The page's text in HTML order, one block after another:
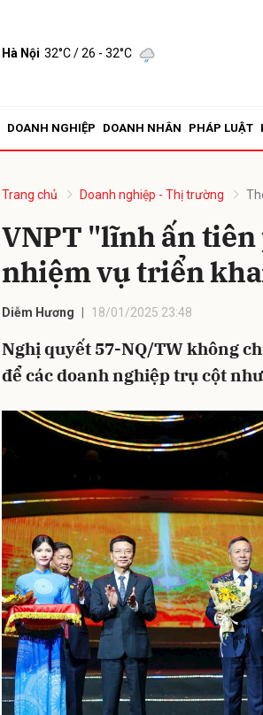
Hà Nội 32°C/ 26 - 32°C
DOANH NGHIỆP DOANH NHÂN PHÁP LUẬT
Trang chủ Doanh nghiệp - Thị trường
VNPT "lĩnh ấn
nhiệm vụ triển
Diễm Hương 18/01/2025 23:48
Nghị quyết 57-NQ/TW không
để các doanh nghiệp trụ cột